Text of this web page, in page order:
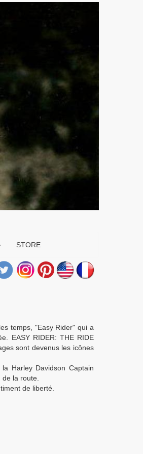
STORE
temps, "Easy Rider" qui a
EASY RIDER: THE RIDE
sont devenus les icônes
Harley Davidson Captain
la route.
de liberté.